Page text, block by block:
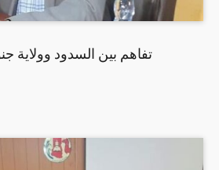
تفاهم بين السدود وولاية